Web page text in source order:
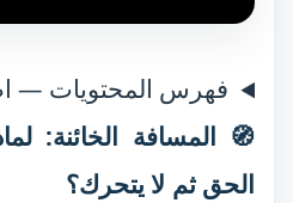
فهرس المحتويات —
🧭 المسافة الخائنة:
الحق ثم لا يتحرك؟